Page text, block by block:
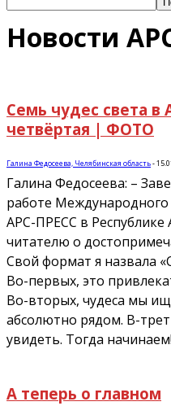
Новости
Семь чудес света в
четвёртая | ФОТО
Галина Федосеева, Челябинская область-
Галина Федосеева: –
работе Международного
АРС-ПРЕСС в Республике
читателю о
Свой формат я назвала
Во-первых, это
Во-вторых, чудеса мы
абсолютно рядом. В-
увидеть. Тогда начинаем!
А теперь о главном